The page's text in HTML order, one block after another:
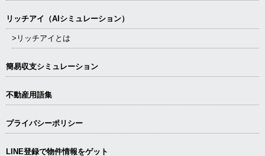
リッチアイ（AIシミュレーション）
>リッチアイとは
簡易収支シミュレーション
不動産用語集
プライバシーポリシー
LINE登録で物件情報をゲット